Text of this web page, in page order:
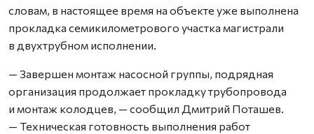
словам, в настоящее время на объекте уже выполнена
прокладка семикилометрового участка магистрали
в двухтрубном исполнении.
— Завершен монтаж насосной группы, подрядная
организация продолжает прокладку трубопровода
и монтаж колодцев, — сообщил Дмитрий Поташев.
— Техническая готовность выполнения работ